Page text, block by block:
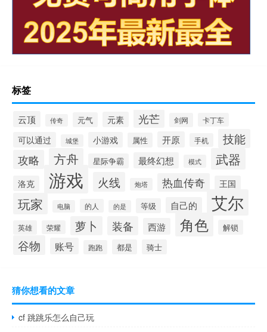
标签
云顶 传奇 元气 元素 光芒 剑网 卡丁车
可以通过 城堡 小游戏 属性 开原 手机
技能
攻略
方舟 星际争霸 最终幻想 模式 武器
洛克 游戏 火线 炮塔 热血传奇 王国
玩家 电脑 的人 的是 等级 自己的 艾尔
英雄 荣耀 萝卜 装备 西游 角色 解锁
谷物 账号 跑跑 都是 骑士
猜你想看的文章
cf 跳跳乐怎么自己玩